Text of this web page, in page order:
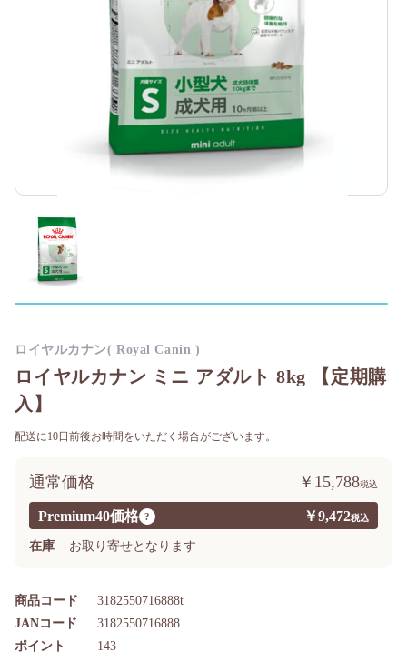
ロイヤルカナン ミニ アダルト 8kg 【定期購
入】
配送に10日前後お時間をいただく場合がございます。
Premium40価格 ? ￥9,472
通常価格 ￥15,788
在庫 お取り寄せとなります
商品コード 3182550716888t
ポイント 143
JANコード 3182550716888
ロイヤルカナン( Royal Canin )